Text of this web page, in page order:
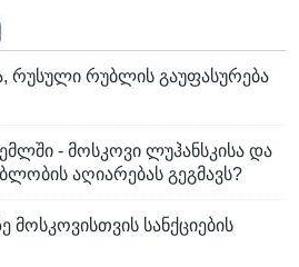
რუსული რუბლის გაუფასურება
- მოსკოვი ლუჰანსკისა და
აღიარებას გეგმავს?
მოსკოვისთვის სანქციების